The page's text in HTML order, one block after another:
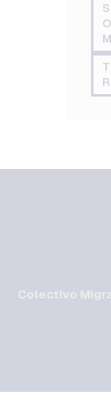
Colectivo